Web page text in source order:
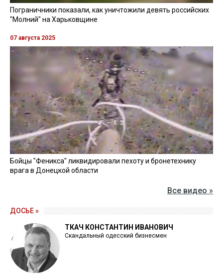
Пограничники показали, как уничтожили девять российских
"Молний" на Харьковщине
07 августа 2025
Бойцы "Феникса" ликвидировали пехоту и бронетехнику
врага в Донецкой области
Все видео »
ДОСЬЕ »
ТКАЧ КОНСТАНТИН ИВАНОВИЧ
Скандальный одесский бизнесмен